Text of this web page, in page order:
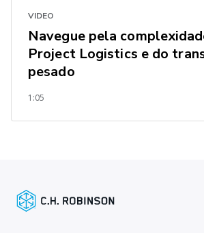
VIDEO
Navegue pela
Project Logistics e do
pesado
1:05